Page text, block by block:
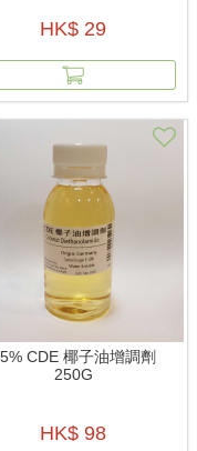
HK$ 29
CDE 椰子油增調劑
250G
HK$ 98